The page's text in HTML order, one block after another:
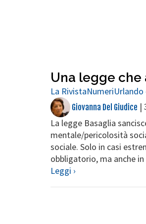
Una legge
La RivistaNumeri
Giovanna Del Giudice |
La legge Basaglia
mentale/pericolosità
sociale. Solo in casi
obbligatorio, ma anche
Leggi ›